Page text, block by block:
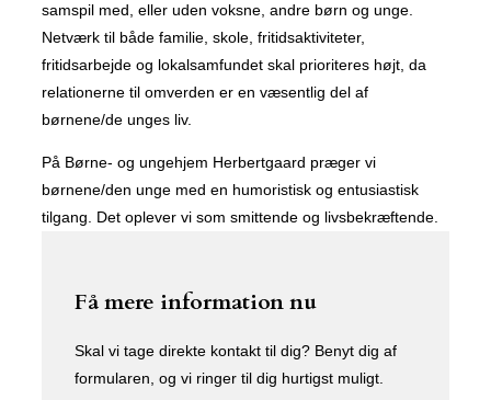
samspil med, eller uden voksne, andre børn og unge.
Netværk til både familie, skole, fritidsaktiviteter,
fritidsarbejde og lokalsamfundet skal prioriteres højt, da
relationerne til omverden er en væsentlig del af
børnene/de unges liv.
På Børne- og ungehjem Herbertgaard præger vi
børnene/den unge med en humoristisk og entusiastisk
tilgang. Det oplever vi som smittende og livsbekræftende.
Få mere information nu
Skal vi tage direkte kontakt til dig? Benyt dig af
formularen, og vi ringer til dig hurtigst muligt.